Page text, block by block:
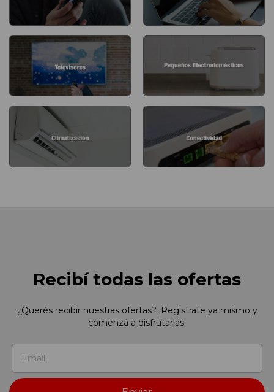
Recibí todas las ofertas
¿Querés recibir nuestras ofertas? ¡Registrate ya mismo y
comenzá a disfrutarlas!